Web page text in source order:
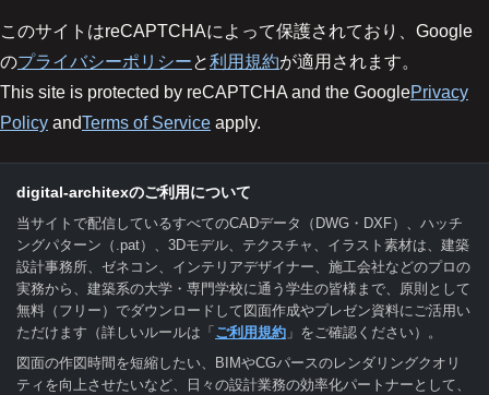
このサイトはreCAPTCHAによって保護されており、Google
のプライバシーポリシーと利用規約が適用されます。
This site is protected by reCAPTCHA and the GooglePrivacy
Policy andTerms of Service apply.
digital-architexのご利用について
当サイトで配信しているすべてのCADデータ（DWG・DXF）、ハッチ
ングパターン（.pat）、3Dモデル、テクスチャ、イラスト素材は、建築
設計事務所、ゼネコン、インテリアデザイナー、施工会社などのプロの
実務から、建築系の大学・専門学校に通う学生の皆様まで、原則として
無料（フリー）でダウンロードして図面作成やプレゼン資料にご活用い
ただけます（詳しいルールは「 ご利用規約 」をご確認ください）。
図面の作図時間を短縮したい、BIMやCGパースのレンダリングクオリ
ティを向上させたいなど、日々の設計業務の効率化パートナーとして、